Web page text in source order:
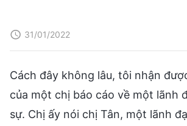
31/01/2022
Cách đây không lâu, tôi nhận
của một chị báo cáo về một lãnh
sự. Chị ấy nói chị Tân, một lãnh